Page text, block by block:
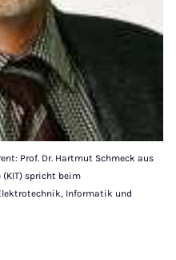
Prof. Dr. Hartmut Schmeck aus
spricht beim
Informatik und